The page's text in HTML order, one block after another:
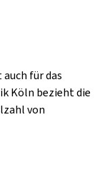
für das
Köln bezieht die
von